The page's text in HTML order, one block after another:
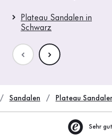
Plateau Sandalen in
Schwarz
Sandalen Plateau
Sehr